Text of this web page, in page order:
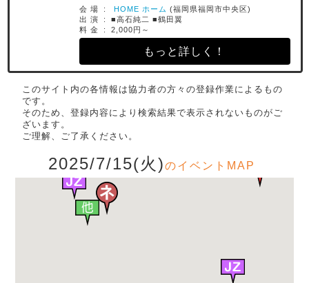
会 場 : HOME ホーム (福岡県福岡市中央区)
出 演 : ■高石純二 ■鶴田翼
料 金 : 2,000円～
もっと詳しく！
このサイト内の各情報は協力者の方々の登録作業によるもの
です。
そのため、登録内容により検索結果で表示されないものがご
ざいます。
ご理解、ご了承ください。
2025/7/15(火)のイベントMAP